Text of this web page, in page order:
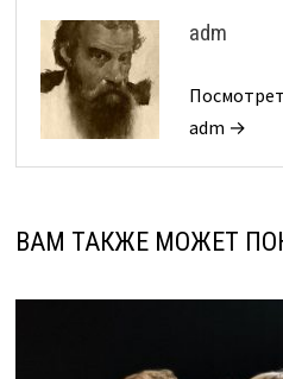
adm
adm →
ВАМ ТАКЖЕ МОЖЕТ